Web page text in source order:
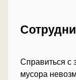
Справиться с
мусора